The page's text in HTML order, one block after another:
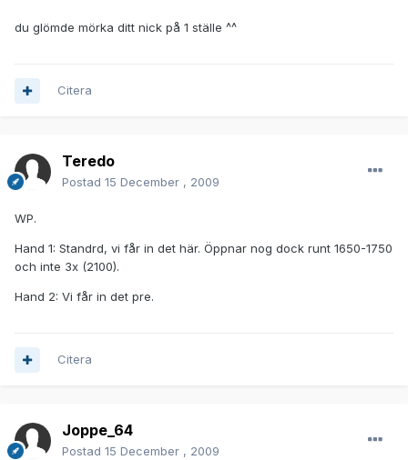
du glömde mörka ditt nick på 1 ställe ^^
Citera
Teredo
Postad 15 December , 2009
WP.
Hand 1: Standrd, vi får in det här. Öppnar nog dock runt 1650-1750
och inte 3x (2100).
Hand 2: Vi får in det pre.
Citera
Joppe_64
Postad 15 December , 2009